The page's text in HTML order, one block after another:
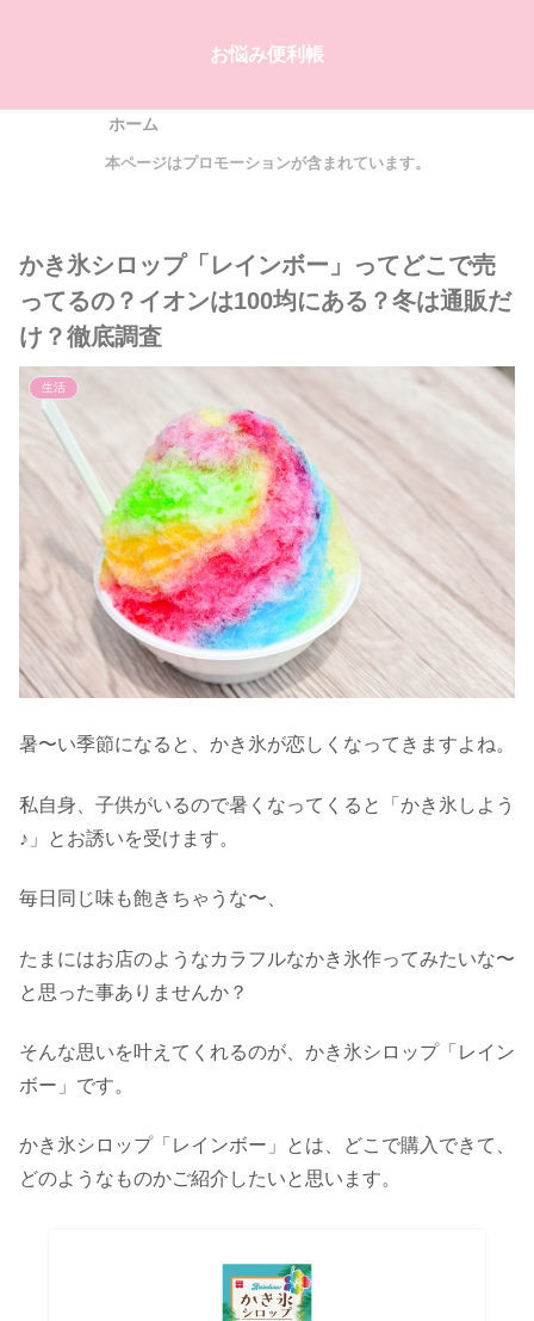
お悩み便利帳
ホーム
本ページはプロモーションが含まれています。
かき氷シロップ「レインボー」ってどこで売
ってるの？イオンは100均にある？冬は通販だ
け？徹底調査
生活
暑〜い季節になると、かき氷が恋しくなってきますよね。
私自身、子供がいるので暑くなってくると「かき氷しよう
♪」とお誘いを受けます。
毎日同じ味も飽きちゃうな〜、
たまにはお店のようなカラフルなかき氷作ってみたいな〜
と思った事ありませんか？
そんな思いを叶えてくれるのが、かき氷シロップ「レイン
ボー」です。
かき氷シロップ「レインボー」とは、どこで購入できて、
どのようなものかご紹介したいと思います。